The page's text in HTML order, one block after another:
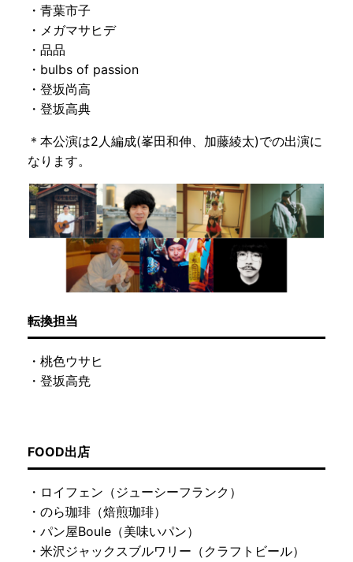
・青葉市子
・メガマサヒデ
・品品
・bulbs of passion
・登坂尚高
・登坂高典
＊本公演は2人編成(峯田和伸、加藤綾太)での出演に
なります。
転換担当
・桃色ウサヒ
・登坂高尭
FOOD出店
・ロイフェン（ジューシーフランク）
・のら珈琲（焙煎珈琲）
・パン屋Boule（美味いパン）
・米沢ジャックスブルワリー（クラフトビール）